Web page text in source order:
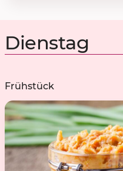
Dienstag
Frühstück